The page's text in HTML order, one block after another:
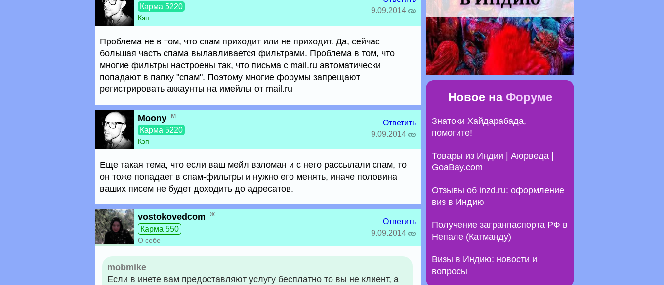
Карма 5220
Кэп
9.09.2014
Проблема не в том, что спам приходит или не приходит. Да, сейчас
большая часть спама вылавливается фильтрами. Проблема в том, что
многие фильтры настроены так, что письма с mail.ru автоматически
попадают в папку "спам". Поэтому многие форумы запрещают
регистрировать аккаунты на имейлы от mail.ru
Moony м
Карма 5220
Кэп
Ответить
9.09.2014
Еще такая тема, что если ваш мейл взломан и с него рассылали спам, то
он тоже попадает в спам-фильтры и нужно его менять, иначе половина
ваших писем не будет доходить до адресатов.
vostokovedcom ж
Карма 550
О себе
Ответить
9.09.2014
mobmike
Если в инете вам предоставляют услугу бесплатно то вы не клиент, а
Новое на Форуме
Знатоки Хайдарабада,
помогите!
Товары из Индии | Аюрведа |
GoaBay.com
Отзывы об inzd.ru: оформление
виз в Индию
Получение загранпаспорта РФ в
Непале (Катманду)
Визы в Индию: новости и
вопросы